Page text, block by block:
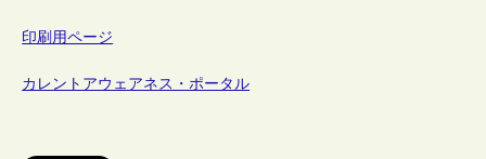
印刷用ページ
カレントアウェアネス・ポータル